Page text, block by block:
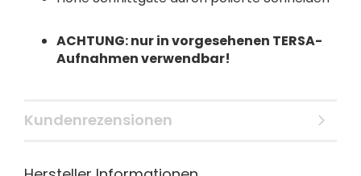
ACHTUNG: nur in vorgesehenen TERSA-
Aufnahmen verwendbar!
Kundenrezensionen